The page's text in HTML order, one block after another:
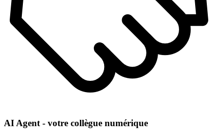
AI Agent - votre collègue numérique